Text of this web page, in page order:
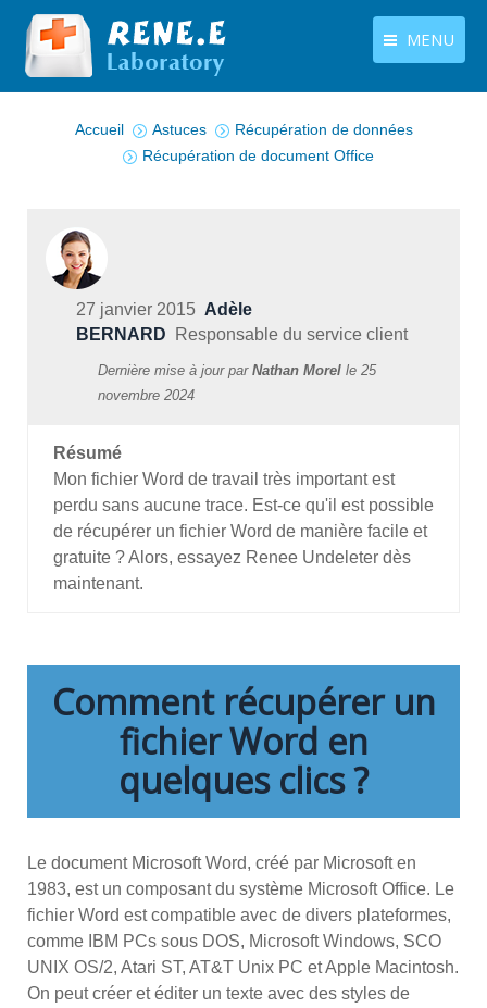
MENU
Centre de téléchargement
Contactez-nous
Accueil Astuces
Récupération de données
Récupération de document Office
27 janvier 2015 Adèle
BERNARD Responsable du service client
Dernière mise à jour par Nathan Morel le 25
novembre 2024
Résumé
Mon fichier Word de travail très important est
perdu sans aucune trace. Est-ce qu'il est possible
de récupérer un fichier Word de manière facile et
gratuite ? Alors, essayez Renee Undeleter dès
maintenant.
Comment récupérer un
fichier Word en
quelques clics ?
Le document Microsoft Word, créé par Microsoft en
1983, est un composant du système Microsoft Office. Le
fichier Word est compatible avec de divers plateformes,
comme IBM PCs sous DOS, Microsoft Windows, SCO
UNIX OS/2, Atari ST, AT&T Unix PC et Apple Macintosh.
On peut créer et éditer un texte avec des styles de